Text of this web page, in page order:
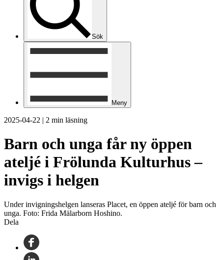
Sök
Meny
2025-04-22 | 2 min läsning
Barn och unga får ny öppen
ateljé i Frölunda Kulturhus –
invigs i helgen
Under invigningshelgen lanseras Placet, en öppen ateljé för barn och
unga. Foto: Frida Mälarborn Hoshino.
Dela